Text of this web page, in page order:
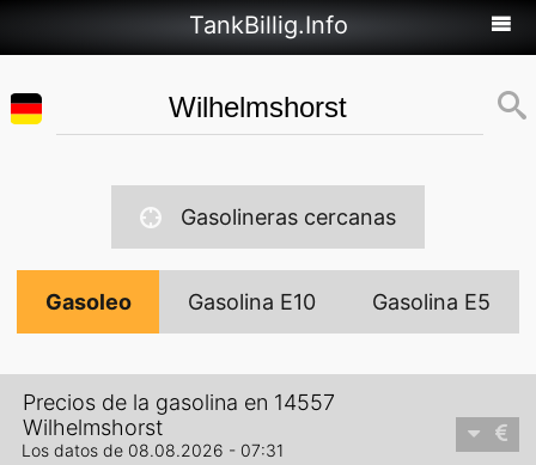
TankBillig.Info
Gasolineras cercanas
Gasoleo Gasolina E10 Gasolina E5
Precios de la gasolina en 14557
Wilhelmshorst
Los datos de 08.08.2026 - 07:31